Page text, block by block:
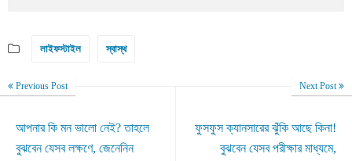
লাইফস্টাইল স্বাস্থ
Previous Post
আপনার কি মন ভালো নেই? তাহলে
বুঝবেন যেসব লক্ষণে, জেনেনিন
Next Post
ফুসফুস ক্যানসারের ঝুঁকি আছে কিনা!
বুঝবেন যেসব পরীক্ষার মাধ্যমে,